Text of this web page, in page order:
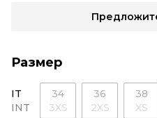
Размер
IT
INT
34
3XS
36
2XS
38
XS